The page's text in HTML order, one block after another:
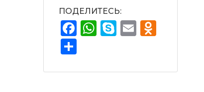
ПОДЕЛИТЕСЬ:
Facebook
WhatsApp
SkypeEmail